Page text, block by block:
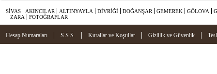
SİVAS AKINCILAR ALTINYAYLA DİVRİĞİ DOĞANŞAR GEMEREK GÖLOVA
ZARA
FOTOĞRAFLAR
Hesap Numaraları | S.S.S. | Kurallar ve Koşullar | Gizlilik ve Güvenlik |